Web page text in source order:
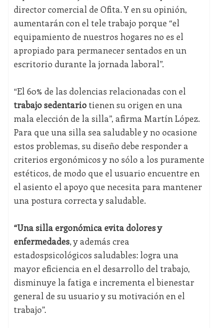
director comercial de Ofita. Y en su opinión,
aumentarán con el tele trabajo porque “el
equipamiento de nuestros hogares no es el
apropiado para permanecer sentados en un
escritorio durante la jornada laboral”.
“El 60% de las dolencias relacionadas con el
trabajo sedentariotienen su origen en una
mala elección de la silla”, afirma Martín López.
Para que una silla sea saludable y no ocasione
estos problemas, su diseño debe responder a
criterios ergonómicos y no sólo a los puramente
estéticos, de modo que el usuario encuentre en
el asiento el apoyo que necesita para mantener
una postura correcta y saludable.
“Una silla ergonómica evita dolores y
enfermedades, y además crea
estadospsicológicos saludables: logra una
mayor eficiencia en el desarrollo del trabajo,
disminuye la fatiga e incrementa el bienestar
general de su usuario y su motivación en el
trabajo”.